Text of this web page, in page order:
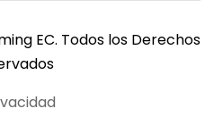
EC. Todos los Derechos